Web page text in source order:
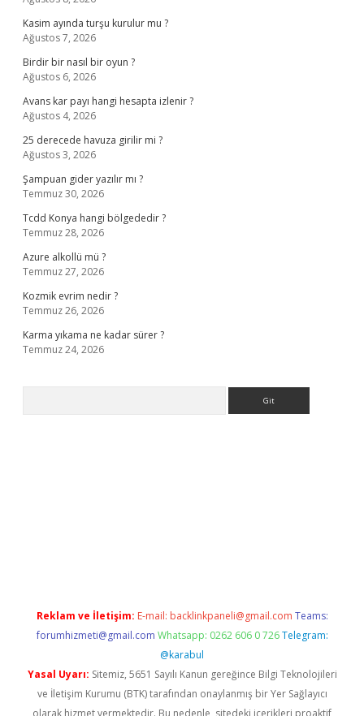
Kasim ayında turşu kurulur mu ?
Ağustos 7, 2026
Birdir bir nasıl bir oyun ?
Ağustos 6, 2026
Avans kar payı hangi hesapta izlenir ?
Ağustos 4, 2026
25 derecede havuza girilir mi ?
Ağustos 3, 2026
Şampuan gider yazılır mı ?
Temmuz 30, 2026
Tcdd Konya hangi bölgededir ?
Temmuz 28, 2026
Azure alkollü mü ?
Temmuz 27, 2026
Kozmik evrim nedir ?
Temmuz 26, 2026
Karma yıkama ne kadar sürer ?
Temmuz 24, 2026
Reklam ve İletişim: E-mail: backlinkpaneli@gmail.com Teams:
forumhizmeti@gmail.com Whatsapp: 0262 606 0 726 Telegram:
@karabul
Yasal Uyarı: Sitemiz, 5651 Sayılı Kanun gereğince Bilgi Teknolojileri
ve İletişim Kurumu (BTK) tarafından onaylanmış bir Yer Sağlayıcı
olarak hizmet vermektedir. Bu nedenle, sitedeki içerikleri proaktif